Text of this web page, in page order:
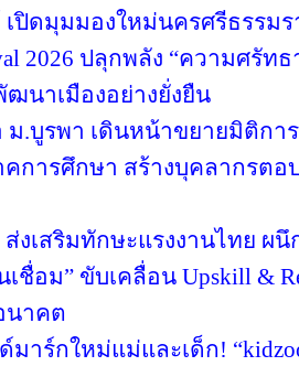
เปิดมุมมองใหม่นครศรีธรรมร
2026 ปลุกพลัง “ความศรัท
นาเมืองอย่างยั่งยืน
ม.บูรพา เดินหน้าขยายมิติก
การศึกษา สร้างบุคลากรต
ส่งเสริมทักษะแรงงานไทย ผ
ชื่อม” ขับเคลื่อน Upskill &
นาคต
าร์กใหม่แม่และเด็ก!